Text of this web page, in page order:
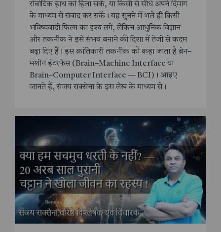
रोबोटिक हाथ को हिला सकें, या किसी से सीधे अपने दिमाग
के माध्यम से संवाद कर सकें। यह सुनने में भले ही किसी
भविष्यवादी फिल्म का दृश्य लगे, लेकिन आधुनिक विज्ञान
और तकनीक ने इसे संभव बनाने की दिशा में तेजी से कदम
बढ़ा दिए हैं। इस क्रांतिकारी तकनीक को कहा जाता है ब्रेन–
मशीन इंटरफेस (Brain–Machine Interface या
Brain–Computer Interface — BCI)। आइए
जानते हैं, संजय सक्सेना के इस लेख के माध्यम से।